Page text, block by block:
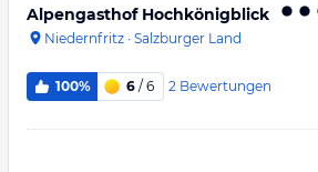
Alpengasthof Hochkönigblick
Niedernfritz · Salzburger Land
100% 6 / 6 2 Bewertungen